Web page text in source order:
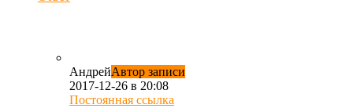
АндрейАвтор записи
2017-12-26 в 20:08
Постоянная ссылка